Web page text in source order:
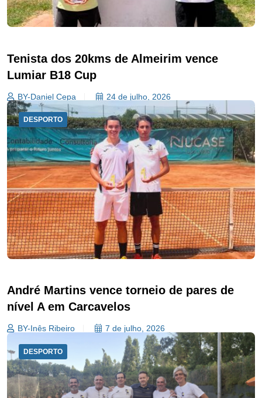
Tenista dos 20kms de Almeirim vence
Lumiar B18 Cup
BY-Daniel Cepa 24 de julho, 2026
DESPORTO
André Martins vence torneio de pares de
nível A em Carcavelos
BY-Inês Ribeiro 7 de julho, 2026
DESPORTO